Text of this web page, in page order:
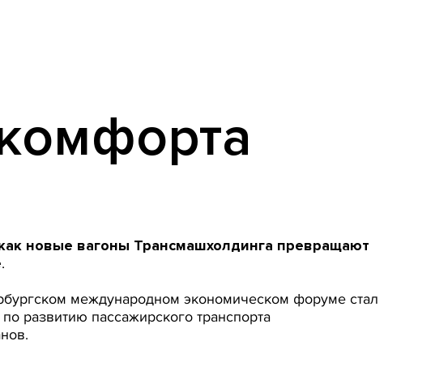
новые вагоны Трансмашхолдинга превращают
.
международном экономическом форуме стал
развитию пассажирского транспорта